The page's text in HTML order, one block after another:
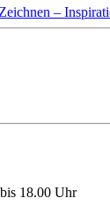
–
18.00 Uhr